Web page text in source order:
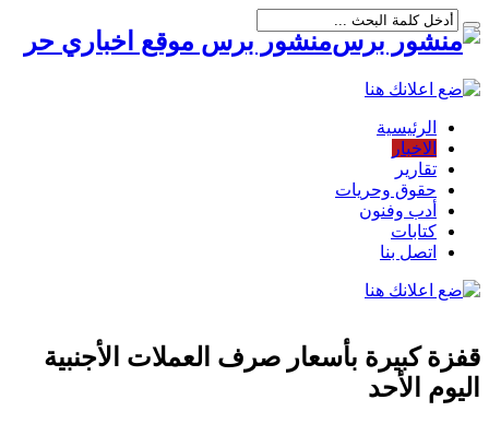
منشور برس موقع اخباري حر
الرئيسية
الاخبار
تقارير
حقوق وحريات
أدب وفنون
كتابات
اتصل بنا
قفزة كبيرة بأسعار صرف العملات الأجنبية
اليوم الأحد